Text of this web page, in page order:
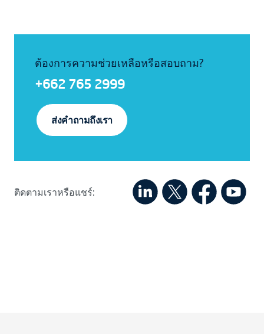
ต้องการความช่วยเหลือหรือสอบถาม?
+662 765 2999
ส่งคำถามถึงเรา
ติดตามเราหรือแชร์: